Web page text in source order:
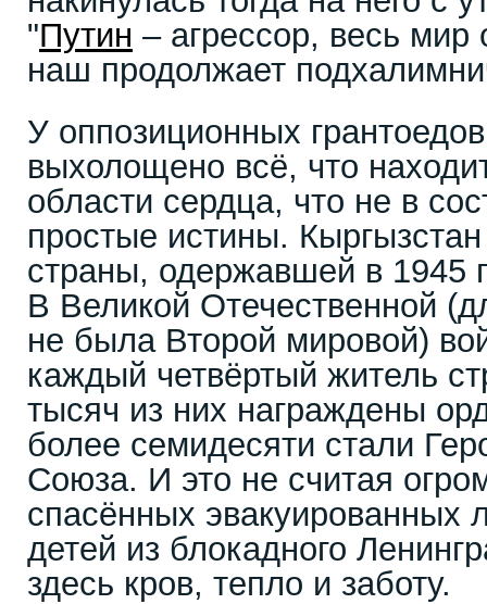
"Путин – агрессор, весь мир
наш продолжает
У оппозиционных
выхолощено всё, что
области сердца, что не в
простые истины.
страны, одержавшей в 1945
В Великой Отечественной
не была Второй мировой)
каждый четвёртый житель
тысяч из них награждены
более семидесяти стали
Союза. И это не считая
спасённых эвакуированных
детей из блокадного
здесь кров, тепло и заботу.